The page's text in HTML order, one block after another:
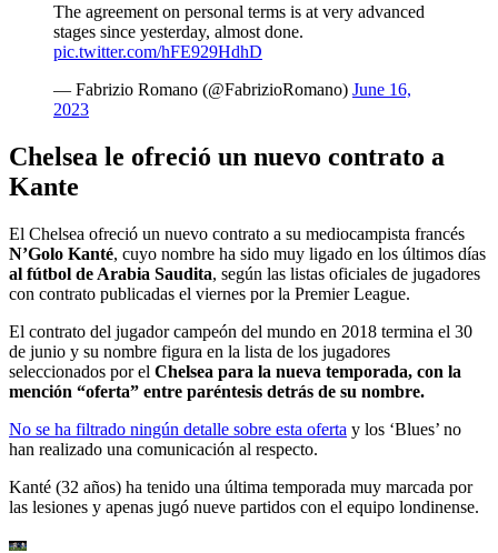
The agreement on personal terms is at very advanced
stages since yesterday, almost done.
pic.twitter.com/hFE929HdhD
— Fabrizio Romano (@FabrizioRomano) June 16,
2023
Chelsea le ofreció un nuevo contrato a
Kante
El Chelsea ofreció un nuevo contrato a su mediocampista francés
N’Golo Kanté, cuyo nombre ha sido muy ligado en los últimos días
al fútbol de Arabia Saudita, según las listas oficiales de jugadores
con contrato publicadas el viernes por la Premier League.
El contrato del jugador campeón del mundo en 2018 termina el 30
de junio y su nombre figura en la lista de los jugadores
seleccionados por el Chelsea para la nueva temporada, con la
mención “oferta” entre paréntesis detrás de su nombre.
No se ha filtrado ningún detalle sobre esta oferta y los ‘Blues’ no
han realizado una comunicación al respecto.
Kanté (32 años) ha tenido una última temporada muy marcada por
las lesiones y apenas jugó nueve partidos con el equipo londinense.